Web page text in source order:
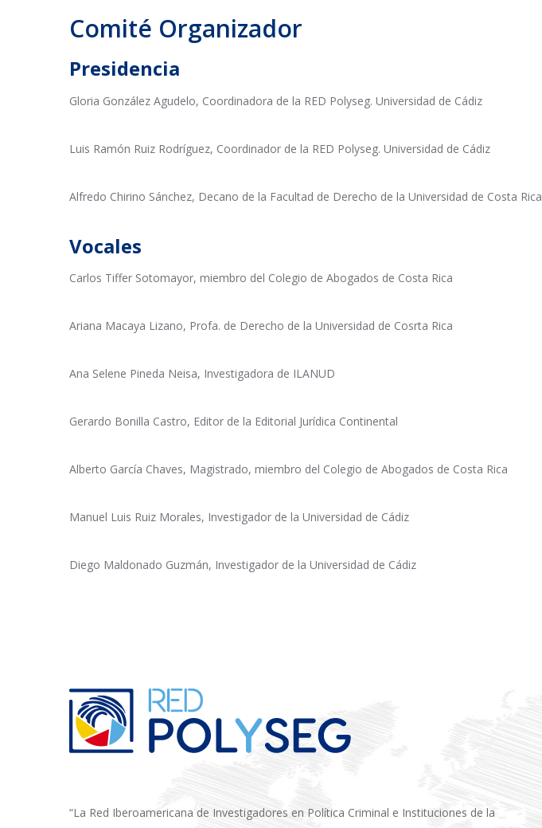
Comité Organizador
Presidencia
Gloria González Agudelo, Coordinadora de la RED Polyseg. Universidad de Cádiz
Luis Ramón Ruiz Rodríguez, Coordinador de la RED Polyseg. Universidad de Cádiz
Alfredo Chirino Sánchez, Decano de la Facultad de Derecho de la Universidad de Costa Rica
Vocales
Carlos Tiffer Sotomayor, miembro del Colegio de Abogados de Costa Rica
Ariana Macaya Lizano, Profa. de Derecho de la Universidad de Cosrta Rica
Ana Selene Pineda Neisa, Investigadora de ILANUD
Gerardo Bonilla Castro, Editor de la Editorial Jurídica Continental
Alberto García Chaves, Magistrado, miembro del Colegio de Abogados de Costa Rica
Manuel Luis Ruiz Morales, Investigador de la Universidad de Cádiz
Diego Maldonado Guzmán, Investigador de la Universidad de Cádiz
“La Red Iberoamericana de Investigadores en Política Criminal e Instituciones de la